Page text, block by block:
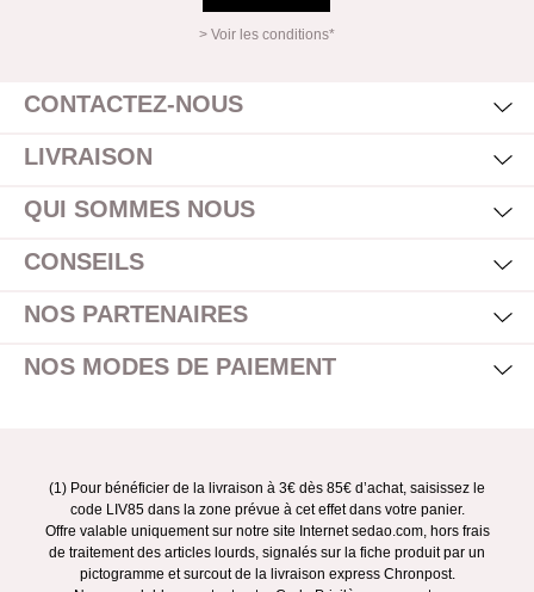
> Voir les conditions*
CONTACTEZ-NOUS
LIVRAISON
QUI SOMMES NOUS
CONSEILS
NOS PARTENAIRES
NOS MODES DE PAIEMENT
(1) Pour bénéficier de la livraison à 3€ dès 85€ d’achat, saisissez le
code LIV85 dans la zone prévue à cet effet dans votre panier.
Offre valable uniquement sur notre site Internet sedao.com, hors frais
de traitement des articles lourds, signalés sur la fiche produit par un
pictogramme et surcout de la livraison express Chronpost.